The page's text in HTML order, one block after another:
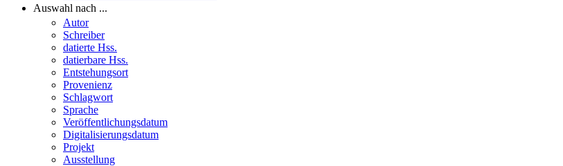
Auswahl nach ...
Autor
Schreiber
datierte Hss.
datierbare Hss.
Entstehungsort
Provenienz
Schlagwort
Sprache
Veröffentlichungsdatum
Digitalisierungsdatum
Projekt
Ausstellung